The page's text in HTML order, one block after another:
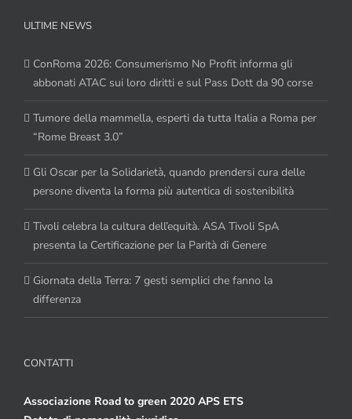
ULTIME NEWS
ConRoma 2026: Consumerismo No Profit informa gli
abbonati ATAC sui loro diritti e sul Pass Dott da 90 corse
Tumore della mammella, esperti da tutta Italia a Roma per
“Rome Breast 3.0”
Gli Oscar per la Solidarietà, quando prendersi cura delle
persone diventa la forma più autentica di sostenibilità
Tivoli celebra la cultura dell’equità. ASA Tivoli SpA
presenta la Certificazione per la Parità di Genere
Giornata della Terra: 7 gesti semplici che fanno la
differenza
CONTATTI
Associazione Road to green 2020 APS ETS